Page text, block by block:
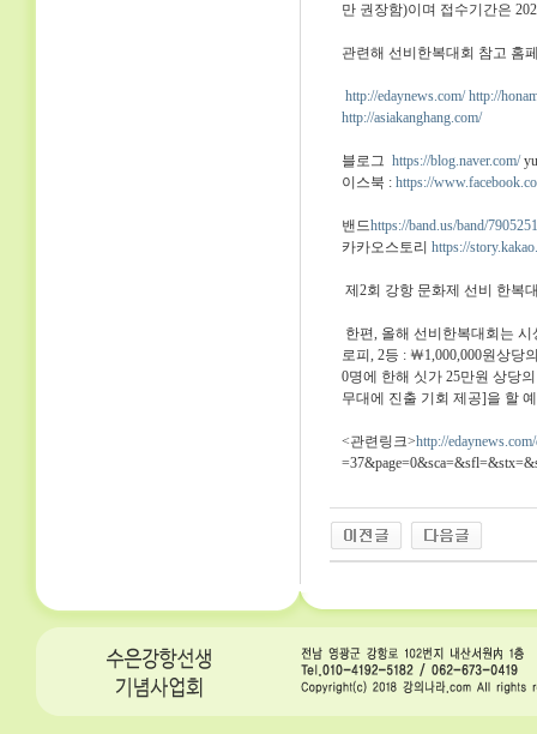
만 권장함)이며 접수기간은
관련해 선비한복대회 참고 홈
http://edaynews.com/ http://
http://asiakanghang.com/
블로그 https://blog.naver.com/
이스북 : https://
밴드https://band.us/band/7905251
카카오스토리 https://
제2회 강항 문화제 선비 한복
한편, 올해 선비한복대회는 시
로피, 2등 : ￦1,000,000원상당
0명에 한해 싯가 25만원 상당
무대에 진출 기회 제공]을 할
<관련링크>http://